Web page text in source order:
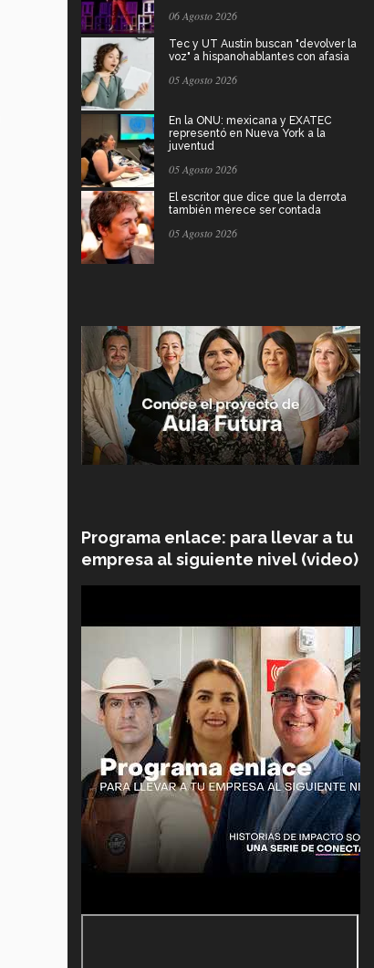
06 Agosto 2026
Tec y UT Austin buscan "devolver la
voz" a hispanohablantes con afasia
05 Agosto 2026
En la ONU: mexicana y EXATEC
representó en Nueva York a la
juventud
05 Agosto 2026
El escritor que dice que la derrota
también merece ser contada
05 Agosto 2026
Programa enlace: para llevar a tu
empresa al siguiente nivel (video)